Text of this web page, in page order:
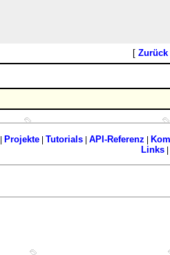
[ Zurück
Projekte| Tutorials| API-Referenz
Links